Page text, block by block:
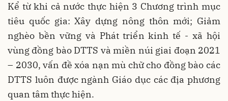
Kể từ khi cả nước thực hiện 3 Chương trình mục
tiêu quốc gia: Xây dựng nông thôn mới; Giảm
nghèo bền vững và Phát triển kinh tế - xã hội
vùng đồng bào DTTS và miền núi giai đoạn 2021
– 2030, vấn đề xóa nạn mù chữ cho đồng bào các
DTTS luôn được ngành Giáo dục các địa phương
quan tâm thực hiện.